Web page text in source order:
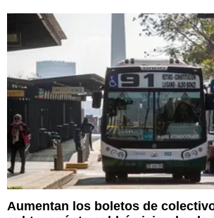
Aumentan los boletos de